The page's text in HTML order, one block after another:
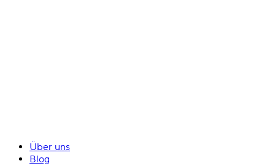
Über uns
Blog